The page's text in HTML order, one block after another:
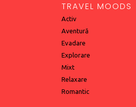
TRAVEL MOODS
Activ
Aventură
Evadare
Explorare
Mixt
Relaxare
Romantic